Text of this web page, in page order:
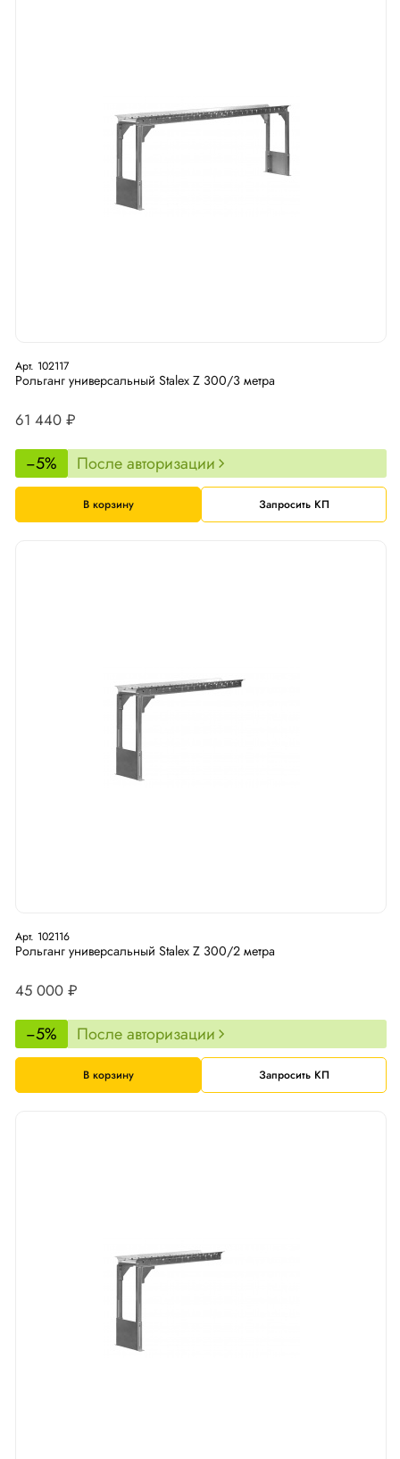
Арт. 102117
Рольганг универсальный Stalex Z 300/3 метра
61 440 ₽
−5% После авторизации
В корзину Запросить КП
Арт. 102116
Рольганг универсальный Stalex Z 300/2 метра
45 000 ₽
−5% После авторизации
В корзину Запросить КП